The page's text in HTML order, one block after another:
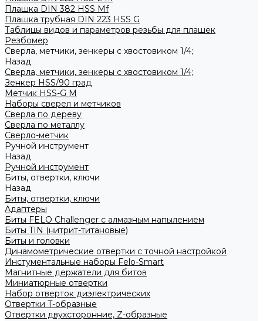
Плашка DIN 382 HSS Mf
Плашка трубная DIN 223 HSS G
Таблицы видов и параметров резьбы для плашек
Резбомер
Сверла, метчики, зенкеры с хвостовиком 1/4;
Назад
Сверла, метчики, зенкеры с хвостовиком 1/4;
Зенкер HSS/90 град
Метчик HSS-G М
Наборы сверел и метчиков
Сверла по дереву
Сверла по металлу
Сверло-метчик
Ручной инструмент
Назад
Ручной инструмент
Биты, отвертки, ключи
Назад
Биты, отвертки, ключи
Адаптеры
Биты FELO Challenger с алмазным напылением
Биты TIN (нитрит-титановые)
Биты и головки
Динамометрические отвертки с точной настройкой
Инстументальные наборы Felo-Smart
Магнитные держатели для битов
Миниатюрные отвертки
Набор отверток диэлектрических
Отвертки T-образные
Отвертки двухсторонние, Z-образные